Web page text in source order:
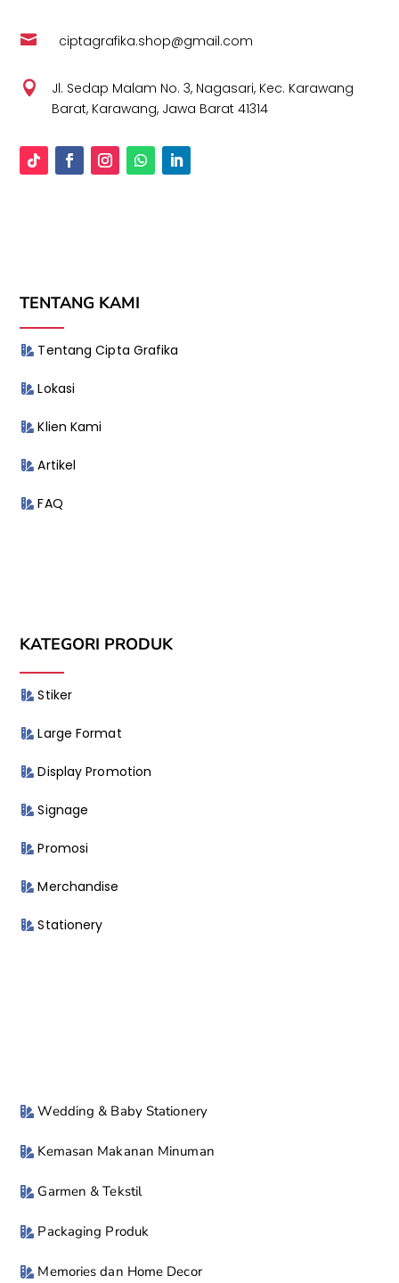
 ciptagrafika.shop@gmail.com

Jl. Sedap Malam No. 3, Nagasari, Kec. Karawang
Barat, Karawang, Jawa Barat 41314
TENTANG KAMI
Tentang Cipta Grafika
Lokasi
Klien Kami
Artikel
FAQ
KATEGORI PRODUK
Stiker
Large Format
Display Promotion
Signage
Promosi
Merchandise
Stationery
Wedding & Baby Stationery
Kemasan Makanan Minuman
Garmen & Tekstil
Packaging Produk
Memories dan Home Decor